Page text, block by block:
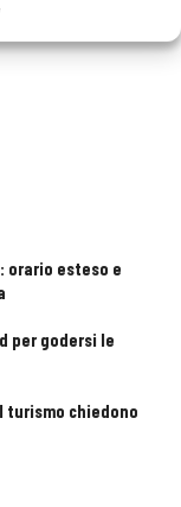
orario esteso e
per godersi le
turismo chiedono